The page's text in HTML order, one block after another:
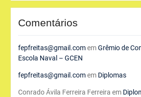
Comentários
fepfreitas@gmail.comemGrêmio de
Escola Naval – GCEN
fepfreitas@gmail.comem Diplomas
Conrado Ávila Ferreira Ferreira em